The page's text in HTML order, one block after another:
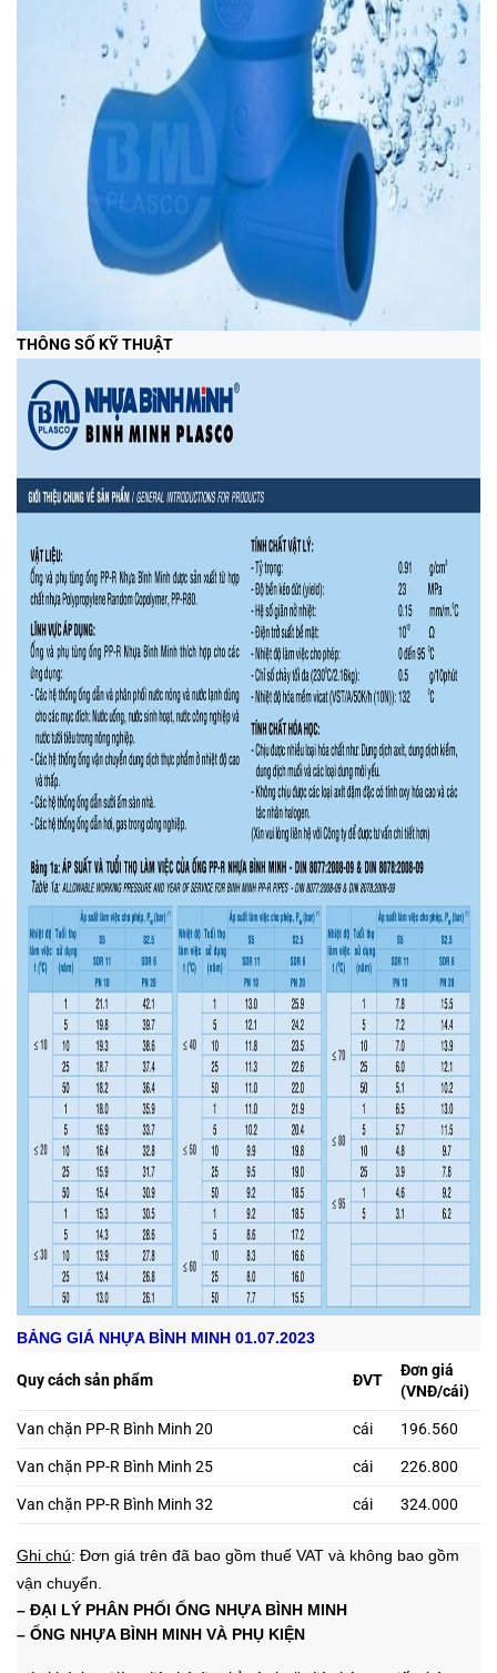
THÔNG SỐ KỸ THUẬT
BẢNG GIÁ NHỰA BÌNH MINH 01.07.2023
Quy cách sản phẩm ĐVT
Đơn giá
(VNĐ/cái)
Van chặn PP-R Bình Minh 20 cái 196.560
Van chặn PP-R Bình Minh 25 cái 226.800
Van chặn PP-R Bình Minh 32 cái 324.000
Ghi chú: Đơn giá trên đã bao gồm thuế VAT và không bao gồm
vận chuyển.
– ĐẠI LÝ PHÂN PHỐI ỐNG NHỰA BÌNH MINH
– ỐNG NHỰA BÌNH MINH VÀ PHỤ KIỆN